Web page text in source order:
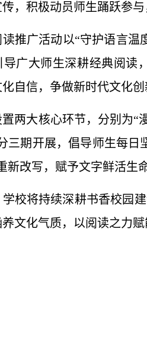
，积极动员师生踊跃参
推广活动以“守护语言温
导广大师生深耕经典阅读
自信，争做新时代文化
两大核心环节，分别为“
三期开展，倡导师生每
新改写，赋予文字鲜活生
校将持续深耕书香校园
文化气质，以阅读之力